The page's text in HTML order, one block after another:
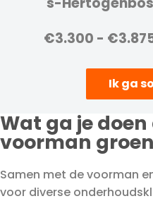
€3.300 -
Ik ga
Wat ga je
voorman
Samen met de voorman
voor diverse